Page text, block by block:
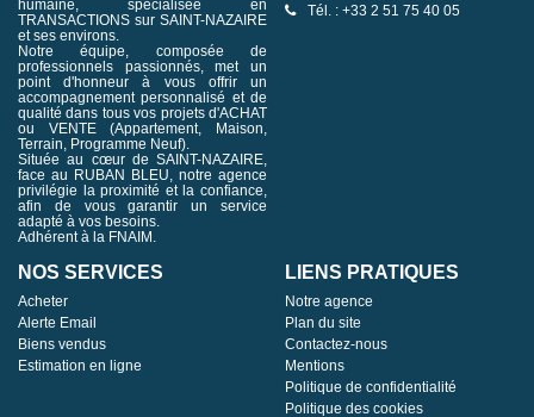
humaine, spécialisée en
TRANSACTIONS sur SAINT-NAZAIRE
et ses environs.
Notre équipe, composée de
professionnels passionnés, met un
point d'honneur à vous offrir un
accompagnement personnalisé et de
qualité dans tous vos projets d'ACHAT
ou VENTE (Appartement, Maison,
Terrain, Programme Neuf).
Située au cœur de SAINT-NAZAIRE,
face au RUBAN BLEU, notre agence
privilégie la proximité et la confiance,
afin de vous garantir un service
adapté à vos besoins.
Adhérent à la FNAIM.
Tél. : +33 2 51 75 40 05
NOS SERVICES
Acheter
Alerte Email
Biens vendus
Estimation en ligne
LIENS PRATIQUES
Notre agence
Plan du site
Contactez-nous
Mentions
Politique de confidentialité
Politique des cookies